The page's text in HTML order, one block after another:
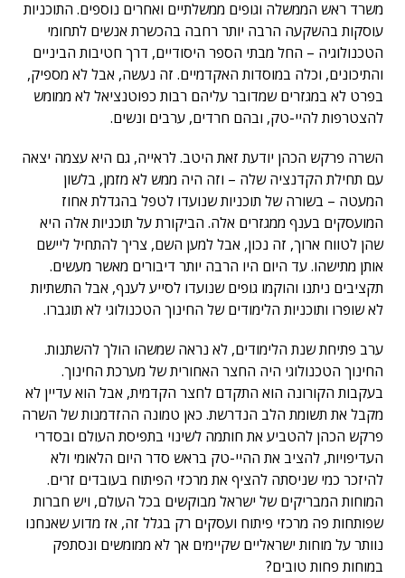
משרד ראש הממשלה וגופים ממשלתיים ואחרים נוספים. התוכניות
עוסקות בהשקעה הרבה יותר רחבה בהכשרת אנשים לתחומי
הטכנולוגיה – החל מבתי הספר היסודיים, דרך חטיבות הביניים
והתיכונים, וכלה במוסדות האקדמיים. זה נעשה, אבל לא מספיק,
בפרט לא במגזרים שמדובר עליהם רבות כפוטנציאל לא ממומש
להצטרפות להיי-טק, ובהם חרדים, ערבים ונשים.
השרה פרקש הכהן יודעת זאת היטב. לראייה, גם היא עצמה יצאה
עם תחילת הקדנציה שלה – וזה היה ממש לא מזמן, בלשון
המעטה – בשורה של תוכניות שנועדו לטפל בהגדלת אחוז
המועסקים בענף ממגזרים אלה. הביקורת על תוכניות אלה היא
שהן לטווח ארוך, זה נכון, אבל למען השם, צריך להתחיל ליישם
אותן מתישהו. עד היום היו הרבה יותר דיבורים מאשר מעשים.
תקציבים ניתנו והוקמו גופים שנועדו לסייע לענף, אבל התשתיות
לא שופרו ותוכניות הלימודים של החינוך הטכנולוגי לא תוגברו.
ערב פתיחת שנת הלימודים, לא נראה שמשהו הולך להשתנות.
החינוך הטכנולוגי היה החצר האחורית של מערכת החינוך.
בעקבות הקורונה הוא התקדם לחצר הקדמית, אבל הוא עדיין לא
מקבל את תשומת הלב הנדרשת. כאן טמונה ההזדמנות של השרה
פרקש הכהן להטביע את חותמה לשינוי בתפיסת העולם ובסדרי
העדיפויות, להציב את ההיי-טק בראש סדר היום הלאומי ולא
להיזכר כמי שניסתה להציף את מרכזי הפיתוח בעובדים זרים.
המוחות המבריקים של ישראל מבוקשים בכל העולם, ויש חברות
שפותחות פה מרכזי פיתוח ועסקים רק בגלל זה, אז מדוע שאנחנו
נוותר על מוחות ישראליים שקיימים אך לא ממומשים ונסתפק
במוחות פחות טובים?